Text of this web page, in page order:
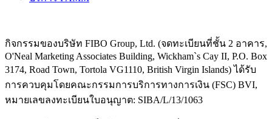
กิจกรรมของบริษัท FIBO Group, Ltd. (จดทะเบียนที่ชั้น 2 อาคาร,
O'Neal Marketing Associates Building, Wickham`s Cay II, P.O. Box
3174, Road Town, Tortola VG1110, British Virgin Islands) ได้รับ
การควบคุมโดยคณะกรรมการบริการทางการเงิน (FSC) BVI,
หมายเลขลงทะเบียนใบอนุญาต: SIBA/L/13/1063